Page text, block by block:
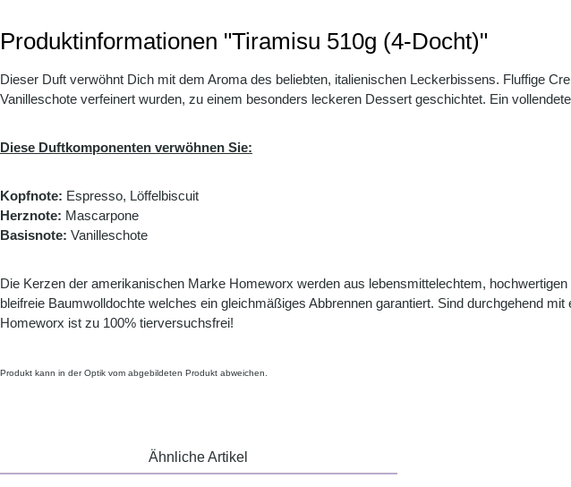
Produktinformationen "Tiramisu 510g (4-Docht)"
Dieser Duft verwöhnt Dich mit dem Aroma des beliebten, italienischen Leckerbissens. Fluffige
Vanilleschote verfeinert wurden, zu einem besonders leckeren Dessert geschichtet. Ein
Diese Duftkomponenten verwöhnen Sie:
Kopfnote: Espresso, Löffelbiscuit
Herznote: Mascarpone
Basisnote: Vanilleschote
Die Kerzen der amerikanischen Marke Homeworx werden aus lebensmittelechtem,
bleifreie Baumwolldochte welches ein gleichmäßiges Abbrennen garantiert. Sind durchgehend
Homeworx ist zu 100% tierversuchsfrei!
Produkt kann in der Optik vom abgebildeten Produkt abweichen.
Ähnliche Artikel